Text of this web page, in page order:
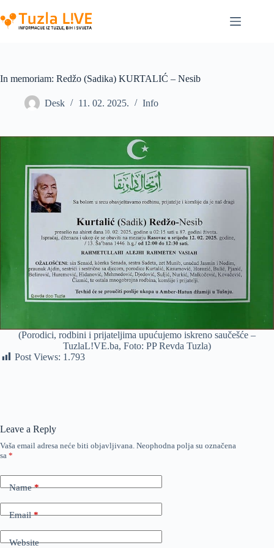
to
content
In memoriam: Redžo (Sadika) KURTALIĆ – Nesib
Desk 11. 02. 2025. Info
(Porodici, rodbini i prijateljima upućujemo iskreno saučešće –
TuzlaL!VE.ba, Foto: PP Revda Tuzla)
Post Views: 1.793
Leave a Reply
Vaša email adresa neće biti objavljivana. Neophodna polja su označena
sa *
Name*
Email*
Website